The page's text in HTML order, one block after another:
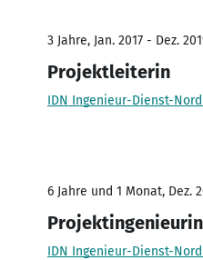
3 Jahre, Jan. 2017 - Dez.
Projektleiterin
IDN Ingenieur-Dienst-Nord
6 Jahre und 1 Monat, Dez.
Projektingenieurin
IDN Ingenieur-Dienst-Nord